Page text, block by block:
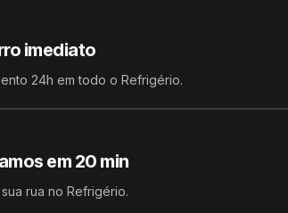
imediato
24h em todo o Refrigério.
em 20 min
rua no Refrigério.